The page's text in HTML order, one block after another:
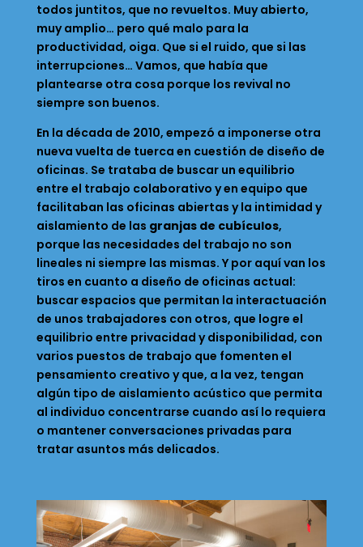
todos juntitos, que no revueltos. Muy abierto,
muy amplio… pero qué malo para la
productividad, oiga. Que si el ruido, que si las
interrupciones… Vamos, que había que
plantearse otra cosa porque los revival no
siempre son buenos.
En la década de 2010, empezó a imponerse otra
nueva vuelta de tuerca en cuestión de diseño de
oficinas. Se trataba de buscar un equilibrio
entre el trabajo colaborativo y en equipo que
facilitaban las oficinas abiertas y la intimidad y
aislamiento de las granjas de cubículos,
porque las necesidades del trabajo no son
lineales ni siempre las mismas. Y por aquí van los
tiros en cuanto a diseño de oficinas actual:
buscar espacios que permitan la interactuación
de unos trabajadores con otros, que logre el
equilibrio entre privacidad y disponibilidad, con
varios puestos de trabajo que fomenten el
pensamiento creativo y que, a la vez, tengan
algún tipo de aislamiento acústico que permita
al individuo concentrarse cuando así lo requiera
o mantener conversaciones privadas para
tratar asuntos más delicados.